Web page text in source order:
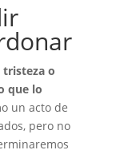
tristeza o
que lo
un acto de
pero no